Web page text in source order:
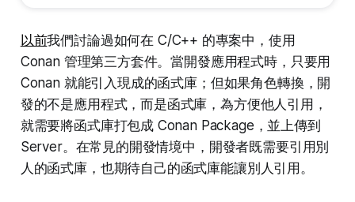
以前我們討論過如何在 C/C++ 的專案中，使用
Conan 管理第三方套件。當開發應用程式時，只要用
Conan 就能引入現成的函式庫；但如果角色轉換，開
發的不是應用程式，而是函式庫，為方便他人引用，
就需要將函式庫打包成 Conan Package，並上傳到
Server。在常見的開發情境中，開發者既需要引用別
人的函式庫，也期待自己的函式庫能讓別人引用。